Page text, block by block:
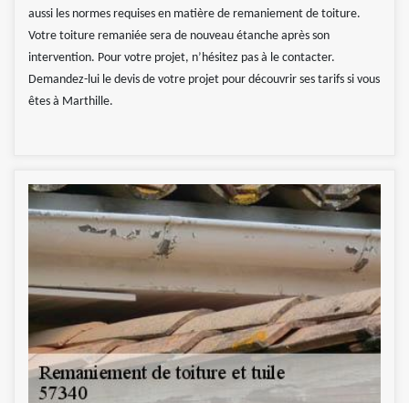
aussi les normes requises en matière de remaniement de toiture.
Votre toiture remaniée sera de nouveau étanche après son
intervention. Pour votre projet, n’hésitez pas à le contacter.
Demandez-lui le devis de votre projet pour découvrir ses tarifs si vous
êtes à Marthille.